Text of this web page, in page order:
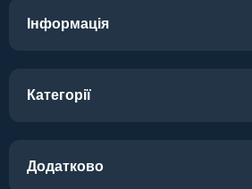
Інформація
Категорії
Додатково